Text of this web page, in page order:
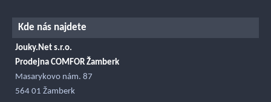
Kde nás najdete
Jouky.Net s.r.o.
Prodejna COMFOR Žamberk
Masarykovo nám. 87
564 01 Žamberk